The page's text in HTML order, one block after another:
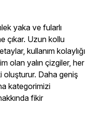
yaka ve fularlı
çıkar. Uzun kollu
kullanım kolaylığı
olan yalın çizgiler, her
Daha geniş
kategorimizi
fikir